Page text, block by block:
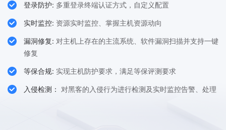
 登录防护: 多重登录终端认证方式，自定义配置
 实时监控: 资源实时监控、掌握主机资源动向
 漏洞修复: 对主机上存在的主流系统、软件漏洞扫描并支持一键
修复
 等保合规: 实现主机防护要求，满足等保评测要求
 入侵检测： 对黑客的入侵行为进行检测及实时监控告警、处理